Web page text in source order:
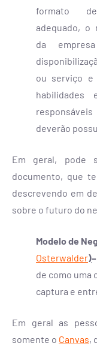
formato
adequado, o
da
ou serviço e
deverão
Em geral, pode
documento, que
descrevendo em
sobre o futuro do
Modelo de
Osterwalder)–
de como uma
captura e
Em geral as
somente o Canvas,